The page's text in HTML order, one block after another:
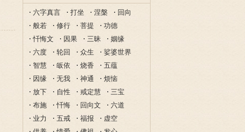
六字真言 打坐 涅槃
回向
般若
修行 菩提
功德
忏悔文
因果 三昧
姻缘
六度
轮回 众生
娑婆世界
智慧
皈依 烧香
五蕴
因缘
无我 神通
烦恼
放下
自性 戒定慧
三宝
布施
忏悔 回向文
六道
业力
五戒 福报
虚空